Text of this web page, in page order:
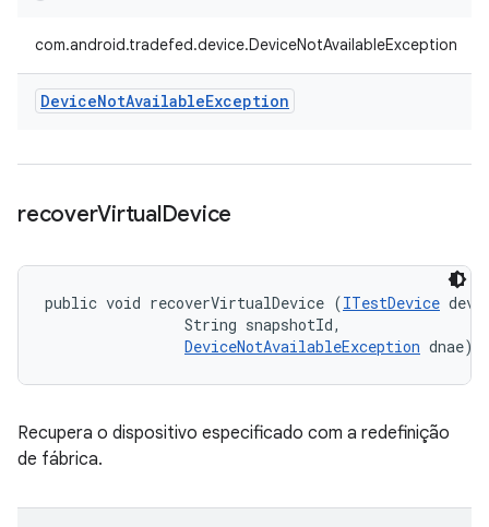
com.android.tradefed.device.DeviceNotAvailableException
DeviceNotAvailableException
recoverVirtualDevice
public void recoverVirtualDevice (ITestDevice
                String snapshotId,
DeviceNotAvailableException dnae)
Recupera o dispositivo especificado com a redefinição
de fábrica.